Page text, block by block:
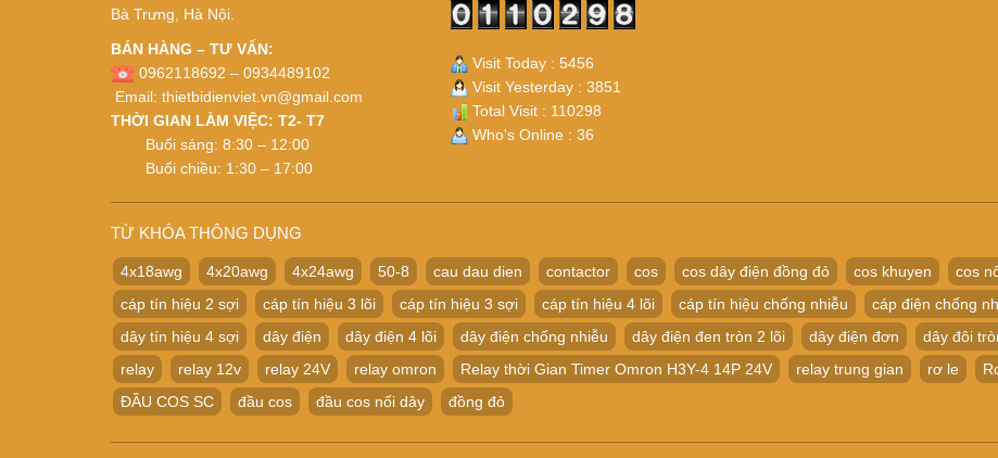
Bà Trưng, Hà Nội.
BÁN HÀNG – TƯ VẤN:
0962118692 – 0934489102
Email: thietbidienviet.vn@gmail.com
THỜI GIAN LÀM VIỆC: T2- T7
Buổi sáng: 8:30 – 12:00
Buổi chiều: 1:30 – 17:00
Visit Today : 5456
Visit Yesterday : 3851
Total Visit : 110298
Who's Online : 36
TỪ KHÓA THÔNG DỤNG
4x18awg 4x20awg 4x24awg 50-8 cau dau dien contactor cos cos dây điện đồng đỏ cos khuyen cos
cáp tín hiệu 2 sợi
cáp tín hiệu 3 lõi cáp tín hiệu 3 sợi cáp tín hiệu 4 lõi cáp tín hiệu chống nhiễu cáp điện chống
dây tín hiệu 4 sợi
dây điện dây điện 4 lõi dây điện chống nhiễu dây điện đen tròn 2 lõi dây điện đơn dây đôi
relay
relay 12v relay 24V relay omron Relay thời Gian Timer Omron H3Y-4 14P 24V relay trung gian rơ le
ĐẦU COS SC
đầu cos đầu cos nối dây đồng đỏ